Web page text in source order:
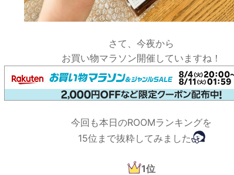
さて、今夜から
お買い物マラソン開催していますね！
今回も本日のROOMランキングを
15位まで抜粋してみました
1位